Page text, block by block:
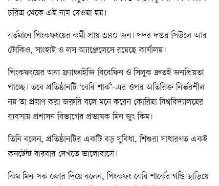
চরিত্র থেকে এই নাম দেওয়া হয়।
বর্তমানে পিংকফংয়ের কর্মী প্রায় ৩৪০ জন। সদর দপ্তর সিউলে আর
টোকিও, সাংহাই ও লস অ্যাঞ্জেলেসে রয়েছে কার্যালয়।
পিংকফংয়ের অন্য ফ্র্যাঞ্চাইজি বিবেফিন ও সিলুক দ্রুতই জনপ্রিয়তা
পাচ্ছে। তবে প্রতিষ্ঠানটি ‘বেবি শার্ক’-এর ওপর অতিরিক্ত নির্ভরশীল
নয় তা প্রমাণ করা জরুরি বলে মনে করেন কোরিয়া বিশ্ববিদ্যালয়ের
ব্যবসায় প্রশাসন বিভাগের প্রভাষক মিন জুং কিম।
তিনি বলেন, প্রতিষ্ঠানটির একটি বড় সুবিধা, শিশুরা সাধারণত একই
কনটেন্ট বারবার দেখতে ভালোবাসে।
কিম মিন-সক জোর দিয়ে বলেন, পিংকফং বেবি শার্কের গণ্ডি ছাড়িয়ে